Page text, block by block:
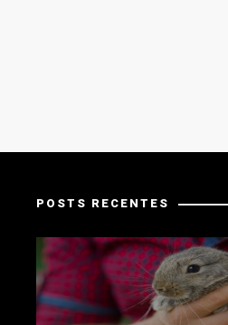
POSTS RECENTES